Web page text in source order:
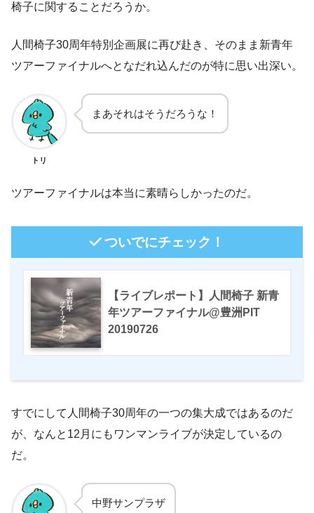
椅子に関することだろうか。
人間椅子30周年特別企画展に再び赴き、そのまま新青年
ツアーファイナルへとなだれ込んだのが特に思い出深い。
トリ
まあそれはそうだろうな！
ツアーファイナルは本当に素晴らしかったのだ。
ついでにチェック！
【ライブレポート】人間椅子 新青
年ツアーファイナル@豊洲PIT
20190726
すでにして人間椅子30周年の一つの集大成ではあるのだ
が、なんと 12 月にもワンマンライブが決定しているの
だ。
中野サンプラザ